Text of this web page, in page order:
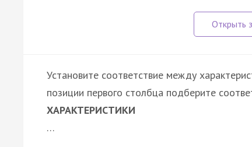
Установите соответствие между
позиции первого столбца подберите
ХАРАКТЕРИСТИКИ
…